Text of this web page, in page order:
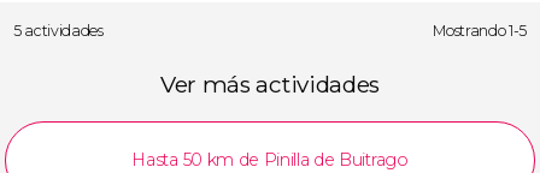
5 actividades Mostrando 1-5
Ver más actividades
Hasta 50 km de Pinilla de Buitrago